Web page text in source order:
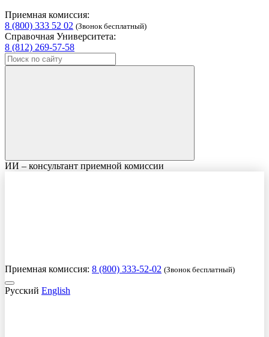
Приемная комиссия:
8 (800) 333 52 02 (Звонок бесплатный)
Справочная Университета:
8 (812) 269-57-58
ИИ – консультант приемной комиссии
Приемная комиссия: 8 (800) 333-52-02 (Звонок бесплатный)
Русский English